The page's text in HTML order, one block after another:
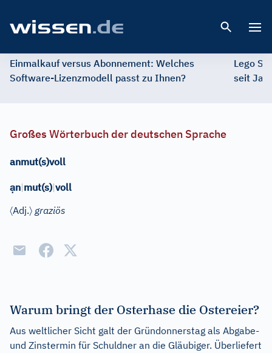
Einmalkauf versus Abonnement: Welches
Software-Lizenzmodell passt zu Ihnen?
Lego
seit
Großes Wörterbuch der deutschen Sprache
anmut(s)voll
ạn|mut(s)|voll
〈Adj.〉 graziös
Warum bringt der Osterhase die Ostereier?
Aus weltlicher Sicht galt der Gründonnerstag als Abgabe-
und Zinstermin für Schuldner an die Gläubiger. Überliefert